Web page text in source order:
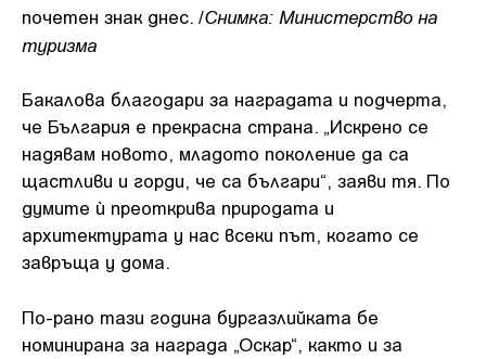
почетен знак днес. /Снимка: Министерство на
туризма
Бакалова благодари за наградата и подчерта,
че България е прекрасна страна. „Искрено се
надявам новото, младото поколение да са
щастливи и горди, че са българи“, заяви тя. По
думите ѝ преоткрива природата и
архитектурата у нас всеки път, когато се
завръща у дома.
По-рано тази година бургазлийката бе
номинирана за награда „Оскар“, както и за